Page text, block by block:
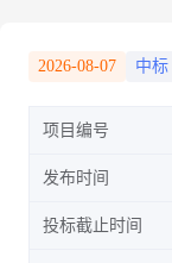
2026-08-07 中
项目编号
发布时间
投标截止时间